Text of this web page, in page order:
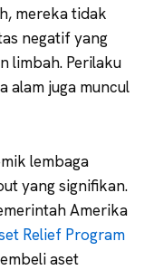
mereka tidak
negatif yang
limbah. Perilaku
alam juga muncul
lembaga
yang signifikan.
Amerika
Relief Program
aset